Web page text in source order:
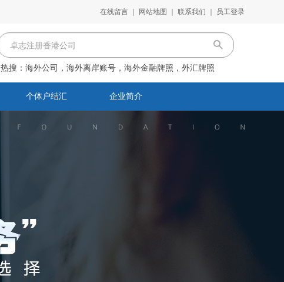
在线留言 网站地图 联系我们 员工登录
热搜： 海外公司，海外离岸账号，海外金融牌照，外汇牌照
个体户结汇 企业简介